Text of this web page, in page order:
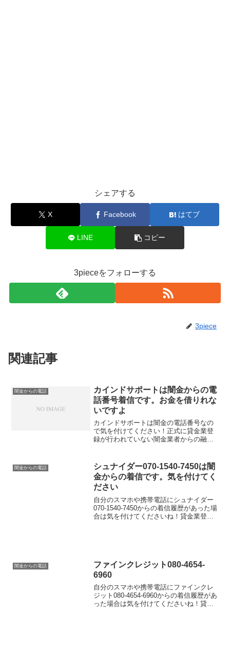
シェアする
X Facebook はてブ
LINE コピー
3pieceをフォローする
3piece
関連記事
闇金からの電話
カインドサポートは闇金からの電
話番号着信です。お金を借りれな
いですよ
カインドサポートは闇金の電話番号なの
で気を付けてください！正式に貸金業登
録が行われていない闇金業者からの融資
「今ならすぐにご融資可能なので条件だ
けでも聞いてください」な...
闇金からの電話
シュナイダー070-1540-7450は闇
金からの着信です。気を付けてく
ださい
自分のスマホや携帯電話にシュナイダー
070-1540-7450からの着信履歴があった場
合は気を付けてくださいね！貸金業登録
闇金からの電話
ファインクレジット080-4654-
6960
自分のスマホや携帯電話にファインクレ
ジット080-4654-6960からの着信履歴があ
った場合は気を付けてくださいね！貸金